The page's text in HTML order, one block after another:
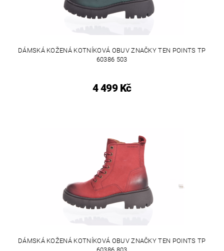
DÁMSKÁ KOŽENÁ KOTNÍKOVÁ OBUV ZNAČKY TEN POINTS TP
60386 503
4 499 Kč
DÁMSKÁ KOŽENÁ KOTNÍKOVÁ OBUV ZNAČKY TEN POINTS TP